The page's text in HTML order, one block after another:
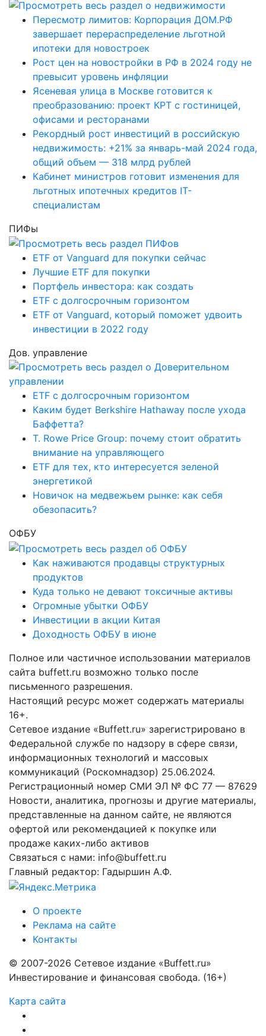
Пересмотр лимитов: Корпорация ДОМ.РФ
завершает перераспределение льготной
ипотеки для новостроек
Рост цен на новостройки в РФ в 2024 году не
превысит уровень инфляции
Ясеневая улица в Москве готовится к
преобразованию: проект КРТ с гостиницей,
офисами и ресторанами
Рекордный рост инвестиций в российскую
недвижимость: +21% за январь-май 2024 года,
общий объем — 318 млрд рублей
Кабинет министров готовит изменения для
льготных ипотечных кредитов IT-
специалистам
ПИФы
ETF от Vanguard для покупки сейчас
Лучшие ETF для покупки
Портфель инвестора: как создать
ETF с долгосрочным горизонтом
ETF от Vanguard, который поможет удвоить
инвестиции в 2022 году
Дов. управление
ETF с долгосрочным горизонтом
Каким будет Berkshire Hathaway после ухода
Баффетта?
T. Rowe Price Group: почему стоит обратить
внимание на управляющего
ETF для тех, кто интересуется зеленой
энергетикой
Новичок на медвежьем рынке: как себя
обезопасить?
ОФБУ
Как наживаются продавцы структурных
продуктов
Куда только не девают токсичные активы
Огромные убытки ОФБУ
Инвестиции в акции Китая
Доходность ОФБУ в июне
Полное или частичное использовании материалов
сайта buffett.ru возможно только после
письменного разрешения.
Настоящий ресурс может содержать материалы
16+.
Сетевое издание «Buffett.ru» зарегистрировано в
Федеральной службе по надзору в сфере связи,
информационных технологий и массовых
коммуникаций (Роскомнадзор) 25.06.2024.
Регистрационный номер СМИ ЭЛ № ФС 77 — 87629
Новости, аналитика, прогнозы и другие материалы,
представленные на данном сайте, не являются
офертой или рекомендацией к покупке или
продаже каких-либо активов
Связаться с нами: info@buffett.ru
Главный редактор: Гадыршин А.Ф.
О проекте
Реклама на сайте
Контакты
© 2007-2026 Сетевое издание «Buffett.ru»
Инвестирование и финансовая свобода. (16+)
Карта сайта